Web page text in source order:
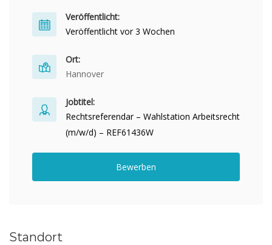
Veröffentlicht:
Veröffentlicht vor 3 Wochen
Ort:
Hannover
Jobtitel:
Rechtsreferendar – Wahlstation Arbeitsrecht
(m/w/d) – REF61436W
Bewerben
Standort